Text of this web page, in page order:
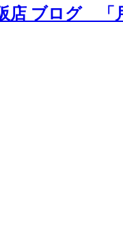
ブログ 「月